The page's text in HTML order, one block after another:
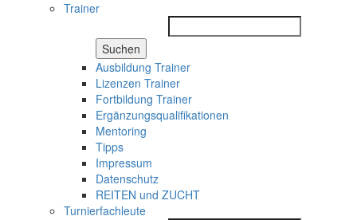
Trainer
Suchen
Ausbildung Trainer
Lizenzen Trainer
Fortbildung Trainer
Ergänzungsqualifikationen
Mentoring
Tipps
Impressum
Datenschutz
REITEN und ZUCHT
Turnierfachleute